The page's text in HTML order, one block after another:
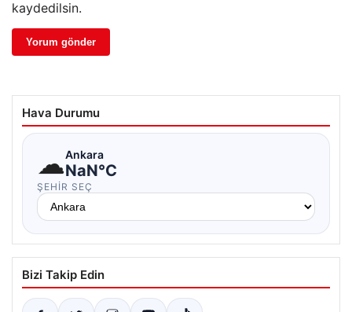
kaydedilsin.
Hava Durumu
☁Ankara
NaN°C
ŞEHIR SEÇ
Bizi Takip Edin